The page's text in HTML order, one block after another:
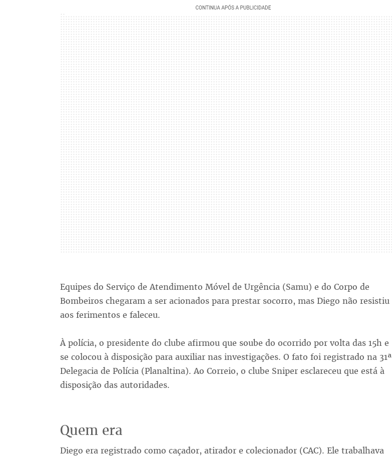
Equipes do Serviço de Atendimento Móvel de Urgência (Samu) e do Corpo de
Bombeiros chegaram a ser acionados para prestar socorro, mas Diego não resistiu
aos ferimentos e faleceu.
À polícia, o presidente do clube afirmou que soube do ocorrido por volta das 15h e
se colocou à disposição para auxiliar nas investigações. O fato foi registrado na 31ª
Delegacia de Polícia (Planaltina). Ao Correio, o clube Sniper esclareceu que está à
disposição das autoridades.
Quem era
Diego era registrado como caçador, atirador e colecionador (CAC). Ele trabalhava